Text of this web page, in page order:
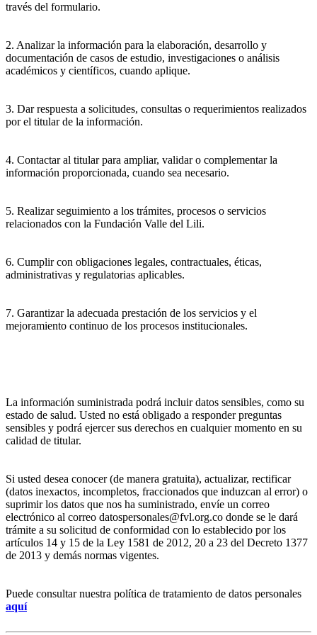
través del formulario.
2. Analizar la información para la elaboración, desarrollo y
documentación de casos de estudio, investigaciones o análisis
académicos y científicos, cuando aplique.
3. Dar respuesta a solicitudes, consultas o requerimientos realizados
por el titular de la información.
4. Contactar al titular para ampliar, validar o complementar la
información proporcionada, cuando sea necesario.
5. Realizar seguimiento a los trámites, procesos o servicios
relacionados con la Fundación Valle del Lili.
6. Cumplir con obligaciones legales, contractuales, éticas,
administrativas y regulatorias aplicables.
7. Garantizar la adecuada prestación de los servicios y el
mejoramiento continuo de los procesos institucionales.
La información suministrada podrá incluir datos sensibles, como su
estado de salud. Usted no está obligado a responder preguntas
sensibles y podrá ejercer sus derechos en cualquier momento en su
calidad de titular.
Si usted desea conocer (de manera gratuita), actualizar, rectificar
(datos inexactos, incompletos, fraccionados que induzcan al error) o
suprimir los datos que nos ha suministrado, envíe un correo
electrónico al correo datospersonales@fvl.org.co donde se le dará
trámite a su solicitud de conformidad con lo establecido por los
artículos 14 y 15 de la Ley 1581 de 2012, 20 a 23 del Decreto 1377
de 2013 y demás normas vigentes.
Puede consultar nuestra política de tratamiento de datos personales
aquí